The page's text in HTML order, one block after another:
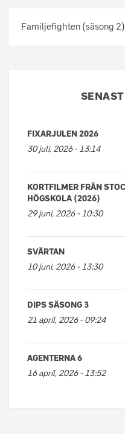
Familjefighten (säsong 2)
FIXARJULEN 2026
30 juli, 2026 - 13:14
KORTFILMER FRÅN
HÖGSKOLA (2026)
29 juni, 2026 - 10:30
SVÄRTAN
10 juni, 2026 - 13:30
DIPS SÄSONG 3
21 april, 2026 - 09:24
AGENTERNA 6
16 april, 2026 - 13:52